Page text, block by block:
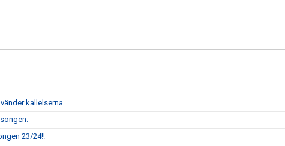
kallelserna
23/24!!